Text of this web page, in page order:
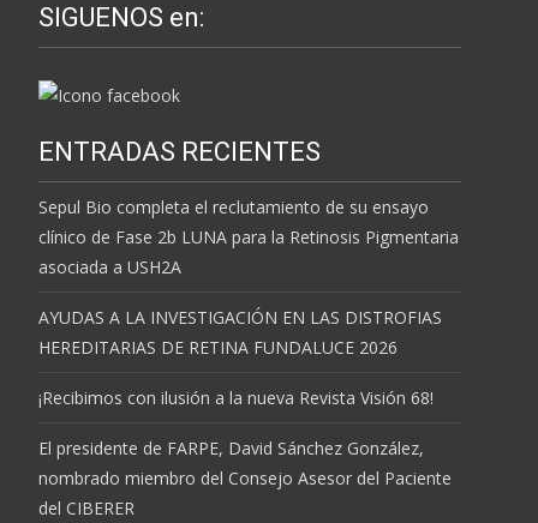
SIGUENOS en:
ENTRADAS RECIENTES
Sepul Bio completa el reclutamiento de su ensayo
clínico de Fase 2b LUNA para la Retinosis Pigmentaria
asociada a USH2A
AYUDAS A LA INVESTIGACIÓN EN LAS DISTROFIAS
HEREDITARIAS DE RETINA FUNDALUCE 2026
¡Recibimos con ilusión a la nueva Revista Visión 68!
El presidente de FARPE, David Sánchez González,
nombrado miembro del Consejo Asesor del Paciente
del CIBERER